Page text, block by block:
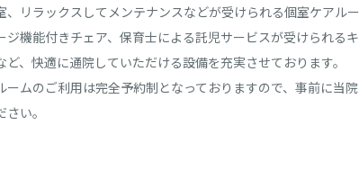
、リラックスしてメンテナンスなどが受けられる個室ケアルー
ジ機能付きチェア、保育士による託児サービスが受けられるキ
ど、快適に通院していただける設備を充実させております。
ームのご利用は完全予約制となっておりますので、事前に当院
い。